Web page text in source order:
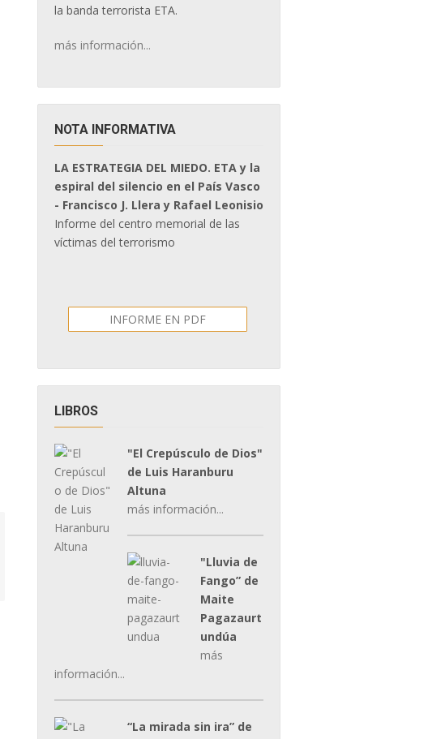
la banda terrorista ETA.
más información...
NOTA INFORMATIVA
LA ESTRATEGIA DEL MIEDO. ETA y la
espiral del silencio en el País Vasco
- Francisco J. Llera y Rafael Leonisio
Informe del centro memorial de las
víctimas del terrorismo
INFORME EN PDF
LIBROS
"El Crepúsculo de Dios"
de Luis Haranburu
Altuna
más información...
"Lluvia de
Fango” de
Maite
Pagazaurt
undúa
más
información...
“La mirada sin ira” de